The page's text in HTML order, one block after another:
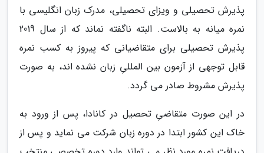
پذیرش تحصیلی و ویزای تحصیلی، مدرک زبان انگلیسی با
نمره میانه به بالاست. البته ناگفته نماند که از سال 2019
پذیرش تحصیلی برای متقاضیانی که پیروز به کسب نمره
قابل توجهی از آزمون بین المللیِ زبان نشده اند، به صورت
پذیرش مشروط صادر می گردد.
در این صورت متقاضیِ تحصیل در کانادا، پس از ورود به
خاک این کشور ابتدا در دوره زبان شرکت می نماید و پس از